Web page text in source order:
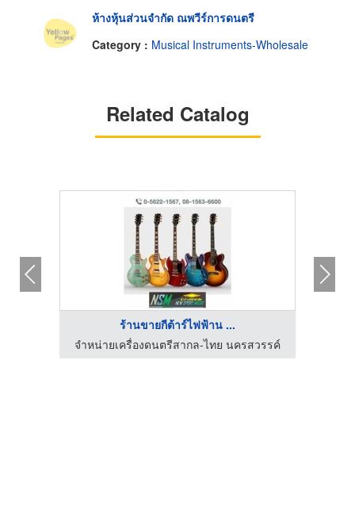
ห้างหุ้นส่วนจำกัด ณพวีร์การดนตรี
Category : Musical Instruments-Wholesale
Related Catalog
ร้านขายกีต้าร์ไฟฟ้าน ...
จำหน่ายเครื่องดนตรีสากล-ไทย นครสวรรค์